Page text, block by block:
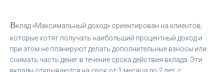
Вклад «Максимальный доход» ориентирован на клиентов,
которые хотят получать наибольший процентный доход и
при этом не планируют делать дополнительные взносы или
снимать часть денег в течение срока действия вклада. Эти
вклады открываются на срок от 1 месяца до 2 лет, с